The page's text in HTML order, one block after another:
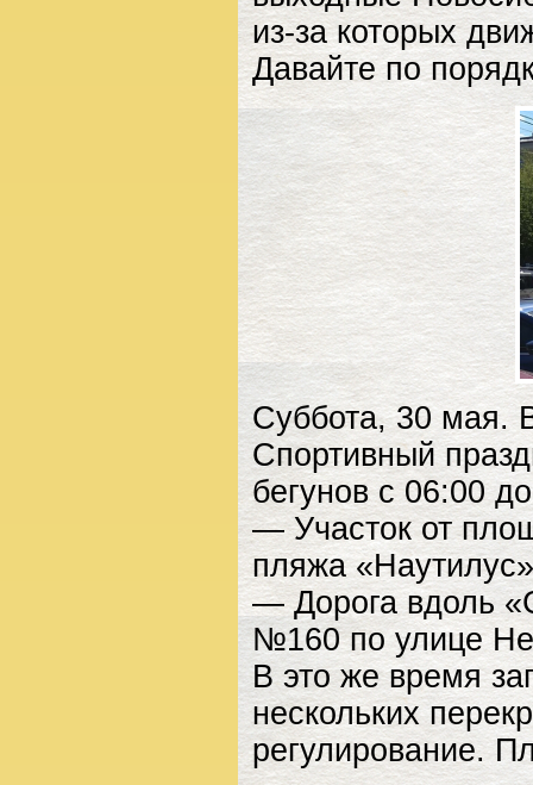
из-за которых
Давайте по
Суббота, 30 мая.
Спортивный
бегунов с 06:00
— Участок от
пляжа
— Дорога вдоль
№160 по улице
В это же время
нескольких
регулирование.